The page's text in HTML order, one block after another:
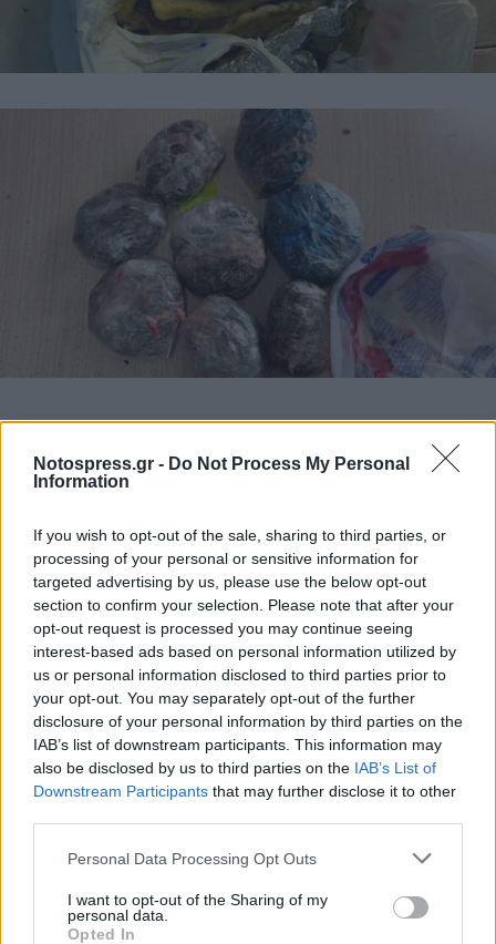
Notospress.gr - Do Not Process My Personal
Information
If you wish to opt-out of the sale, sharing to third parties, or
processing of your personal or sensitive information for
targeted advertising by us, please use the below opt-out
section to confirm your selection. Please note that after your
opt-out request is processed you may continue seeing
interest-based ads based on personal information utilized by
us or personal information disclosed to third parties prior to
your opt-out. You may separately opt-out of the further
disclosure of your personal information by third parties on the
IAB’s list of downstream participants. This information may
also be disclosed by us to third parties on the IAB’s List of
Downstream Participants that may further disclose it to other
Personal Data Processing Opt Outs
I want to opt-out of the Sharing of my
personal data.
Opted In